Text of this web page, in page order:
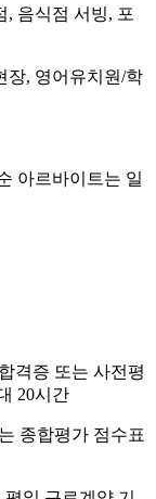
, 음식점 서빙, 포
장, 영어유치원/학
아르바이트는 일
격증 또는 사전평
20시간
종합평가 점수표